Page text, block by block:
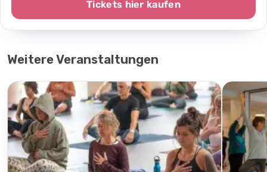
Tickets hier kaufen
Weitere Veranstaltungen